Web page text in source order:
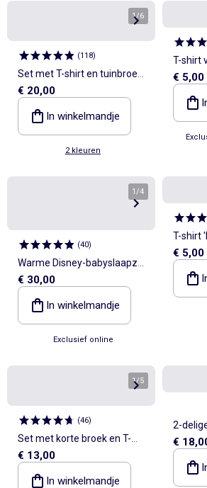
1/6
(118)
Set met T-shirt en tuinbroek
'Mickey' 'Disney' - 2-delig
€ 20,00
In winkelmandje
2 kleuren
T-shirt
€ 5,00
1 /4
(40)
Warme Disney-babyslaapzak
van katoenjersey met Marie-
print, TOG-waarde 2
€ 30,00
In winkelmandje
Exclusief online
T-shirt
mouwen
€ 5,00
1/5
(46)
Set met korte broek en T-
shirt 'Paw Patrol' - 2-delig
€ 13,00
In winkelmandje
2-
€